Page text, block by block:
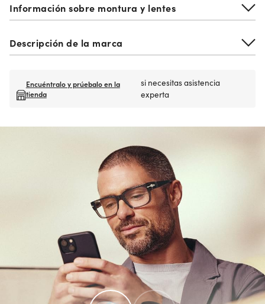
Información sobre montura y lentes
Descripción de la marca
Encuéntralo y prúebalo en la
tienda
si necesitas asistencia
experta